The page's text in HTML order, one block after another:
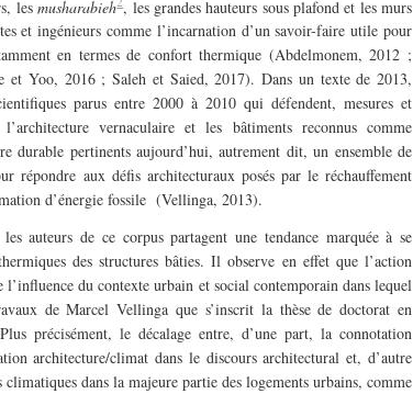
lesmusharabieh , les grandes hauteurs sous plafond et les murs
et ingénieurs comme l’incarnation d’un savoir-faire utile pour
en termes de confort thermique (Abdelmonem, 2012 ;
et Yoo, 2016 ; Saleh et Saied, 2017). Dans un texte de 2013,
parus entre 2000 à 2010 qui défendent, mesures et
vernaculaire et les bâtiments reconnus comme
durable pertinents aujourd’hui, autrement dit, un ensemble de
répondre aux défis architecturaux posés par le réchauffement
d’énergie fossile (Vellinga, 2013).
auteurs de ce corpus partagent une tendance marquée à se
des structures bâties. Il observe en effet que l’action
l’influence du contexte urbain et social contemporain dans lequel
de Marcel Vellinga que s’inscrit la thèse de doctorat en
précisément, le décalage entre, d’une part, la connotation
architecture/climat dans le discours architectural et, d’autre
dans la majeure partie des logements urbains, comme